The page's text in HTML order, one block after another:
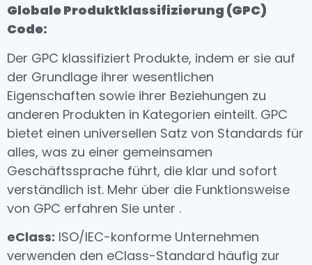
Globale Produktklassifizierung (GPC)
Code:
Der GPC klassifiziert Produkte, indem er sie auf
der Grundlage ihrer wesentlichen
Eigenschaften sowie ihrer Beziehungen zu
anderen Produkten in Kategorien einteilt. GPC
bietet einen universellen Satz von Standards für
alles, was zu einer gemeinsamen
Geschäftssprache führt, die klar und sofort
verständlich ist. Mehr über die Funktionsweise
von GPC erfahren Sie unter .
eClass: ISO/IEC-konforme Unternehmen
verwenden den eClass-Standard häufig zur